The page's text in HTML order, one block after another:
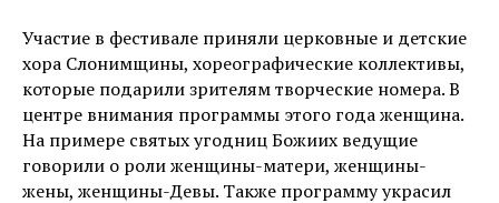
Участие в фестивале приняли церковные и детские
хора Слонимщины, хореографические коллективы,
которые подарили зрителям творческие номера. В
центре внимания программы этого года женщина.
На примере святых угодниц Божиих ведущие
говорили о роли женщины-матери, женщины-
жены, женщины-Девы. Также программу украсил